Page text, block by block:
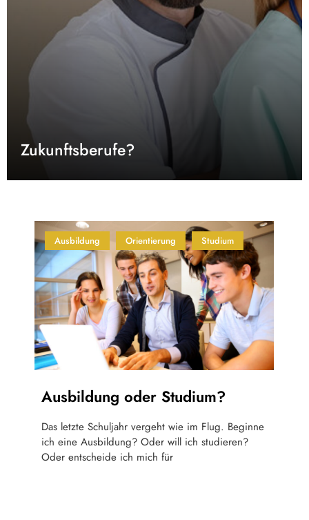
Zukunftsberufe?
Ausbildung Orientierung Studium
Ausbildung oder Studium?
Das letzte Schuljahr vergeht wie im Flug. Beginne
ich eine Ausbildung? Oder will ich studieren?
Oder entscheide ich mich für